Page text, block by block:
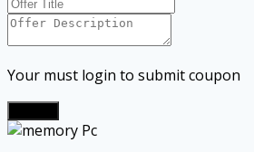
Your must login to submit coupon